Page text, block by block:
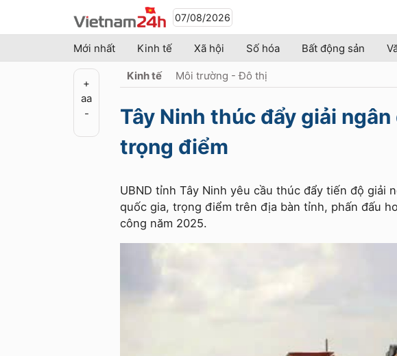
07/08/2026
Mới nhất Kinh tế Xã hội Số hóa Bất động sản
+
aa
-
Kinh tế Môi trường - Đô thị
Tây Ninh thúc đẩy giải
trọng điểm
UBND tỉnh Tây Ninh yêu cầu thúc đẩy tiến độ giải
quốc gia, trọng điểm trên địa bàn tỉnh, phấn đấu
công năm 2025.